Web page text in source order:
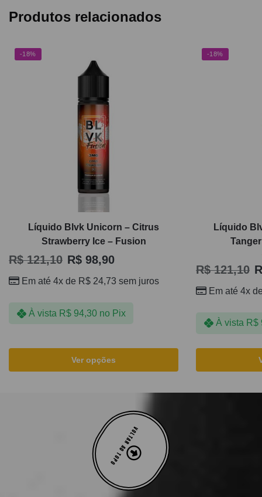
Produtos relacionados
-18%
Líquido Blvk Unicorn – Citrus
Strawberry Ice – Fusion
R$121,10 R$ 98,90
Em até 4x de R$ 24,73 sem juros
À vista R$94,30 no Pix
Ver opções
-18%
Líquido
R$121,10
Em até 4x
À vista R$
VOLTAR AO TOPO